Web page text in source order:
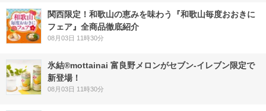
関西限定！和歌山の恵みを味わう『和歌山毎度おおきに
フェア』全商品徹底紹介
08月03日 11時30分
氷結®mottainai 富良野メロンがセブン‐イレブン限定で
新登場！
08月03日 11時30分